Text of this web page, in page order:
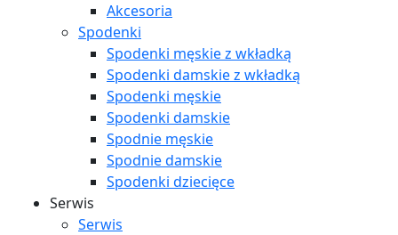
Akcesoria
Spodenki
Spodenki męskie z wkładką
Spodenki damskie z wkładką
Spodenki męskie
Spodenki damskie
Spodnie męskie
Spodnie damskie
Spodenki dziecięce
Serwis
Serwis